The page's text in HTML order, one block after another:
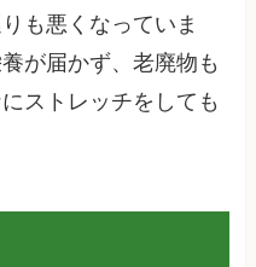
も悪くなっていま
が届かず、老廃物も
ストレッチをしても